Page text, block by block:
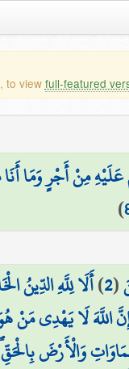
to view full-featured
مِنْ أَجْرٍ وَمَا أَنَا
)
(
2
)أَلَا لِلَّهِ الدِّينُ
إِنَّ اللَّهَ لَا يَهْدِي
وَالْأَرْضَ